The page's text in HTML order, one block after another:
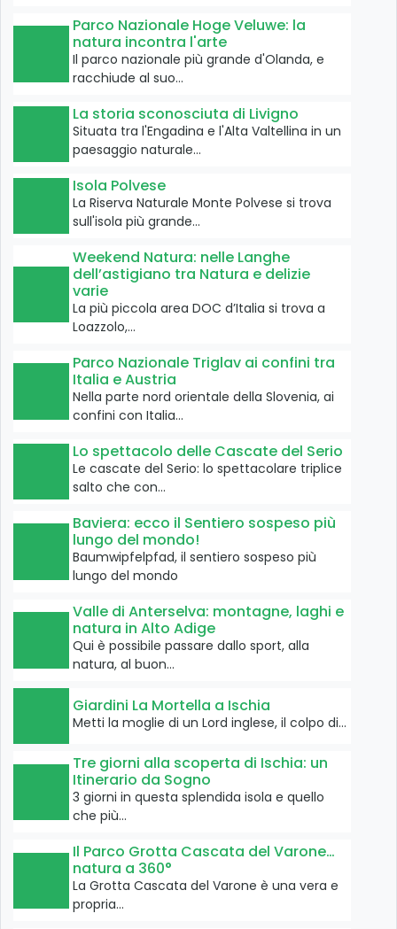
Parco Nazionale Hoge Veluwe: la
natura incontra l'arte
Il parco nazionale più grande d'Olanda, e
racchiude al suo…
La storia sconosciuta di Livigno
Situata tra l'Engadina e l'Alta Valtellina in un
paesaggio naturale…
Isola Polvese
La Riserva Naturale Monte Polvese si trova
sull'isola più grande…
Weekend Natura: nelle Langhe
dell’astigiano tra Natura e delizie
varie
La più piccola area DOC d’Italia si trova a
Loazzolo,…
Parco Nazionale Triglav ai confini tra
Italia e Austria
Nella parte nord orientale della Slovenia, ai
confini con Italia…
Lo spettacolo delle Cascate del Serio
Le cascate del Serio: lo spettacolare triplice
salto che con…
Baviera: ecco il Sentiero sospeso più
lungo del mondo!
Baumwipfelpfad, il sentiero sospeso più
lungo del mondo
Valle di Anterselva: montagne, laghi e
natura in Alto Adige
Qui è possibile passare dallo sport, alla
natura, al buon…
Giardini La Mortella a Ischia
Metti la moglie di un Lord inglese, il colpo di…
Tre giorni alla scoperta di Ischia: un
Itinerario da Sogno
3 giorni in questa splendida isola e quello
che più…
Il Parco Grotta Cascata del Varone…
natura a 360°
La Grotta Cascata del Varone è una vera e
propria…